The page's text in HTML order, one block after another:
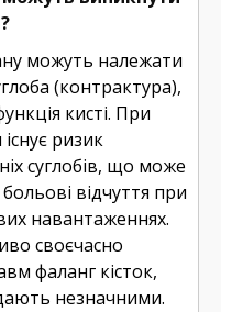
можуть належати
(контрактура),
кисті. При
ризик
суглобів, що може
відчуття при
навантаженнях.
своєчасно
фаланг кісток,
незначними.